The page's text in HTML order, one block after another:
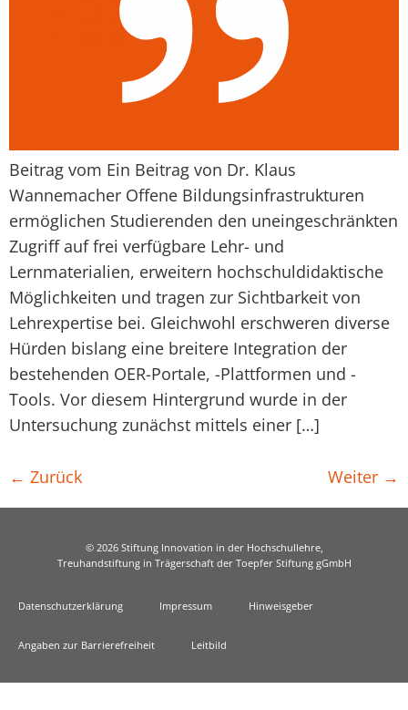
Beitrag vom Ein Beitrag von Dr. Klaus
Wannemacher Offene Bildungsinfrastrukturen
ermöglichen Studierenden den uneingeschränkten
Zugriff auf frei verfügbare Lehr- und
Lernmaterialien, erweitern hochschuldidaktische
Möglichkeiten und tragen zur Sichtbarkeit von
Lehrexpertise bei. Gleichwohl erschweren diverse
Hürden bislang eine breitere Integration der
bestehenden OER-Portale, -Plattformen und -
Tools. Vor diesem Hintergrund wurde in der
Untersuchung zunächst mittels einer […]
← Zurück Weiter →
© 2026 Stiftung Innovation in der Hochschullehre,
Treuhandstiftung in Trägerschaft der Toepfer Stiftung gGmbH
Datenschutzerklärung Impressum Hinweisgeber
Angaben zur Barrierefreiheit Leitbild